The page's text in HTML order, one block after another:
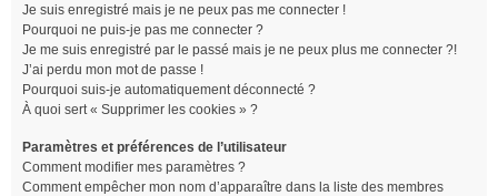
Je suis enregistré mais je ne peux pas me connecter !
Pourquoi ne puis-je pas me connecter ?
Je me suis enregistré par le passé mais je ne peux plus me connecter ?!
J’ai perdu mon mot de passe !
Pourquoi suis-je automatiquement déconnecté ?
À quoi sert « Supprimer les cookies » ?
Paramètres et préférences de l’utilisateur
Comment modifier mes paramètres ?
Comment empêcher mon nom d’apparaître dans la liste des membres